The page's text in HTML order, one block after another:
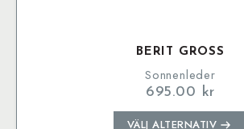
BERIT GROSS
Sonnenleder
695.00 kr
VÄLJ ALTERNATIV
Den